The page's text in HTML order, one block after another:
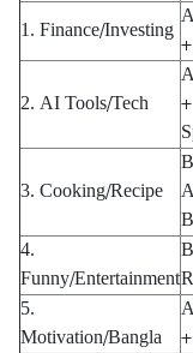
1. Finance/Investing
2. AI Tools/Tech
+
3. Cooking/Recipe
4.
Funny/Entertainment
5.
Motivation/Bangla